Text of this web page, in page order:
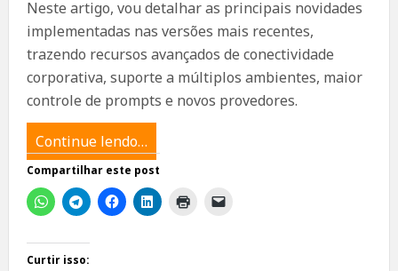
Neste artigo, vou detalhar as principais novidades
implementadas nas versões mais recentes,
trazendo recursos avançados de conectividade
corporativa, suporte a múltiplos ambientes, maior
controle de prompts e novos provedores.
Continue lendo…
Compartilhar este post
Curtir isso: